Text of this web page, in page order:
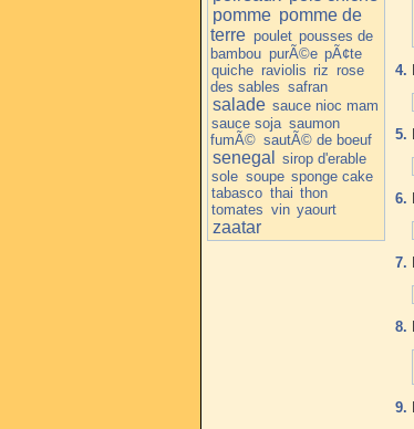
pomme pomme de
terre poulet pousses de
bambou purÃ©e pÃ¢te
quiche raviolis riz rose
des sables safran
salade sauce nioc mam
sauce soja saumon
fumÃ© sautÃ© de boeuf
senegal
sirop d'erable
sole soupe sponge cake
tabasco thai thon
tomates vin yaourt
zaatar
4.
5.
6.
7.
8.
9.